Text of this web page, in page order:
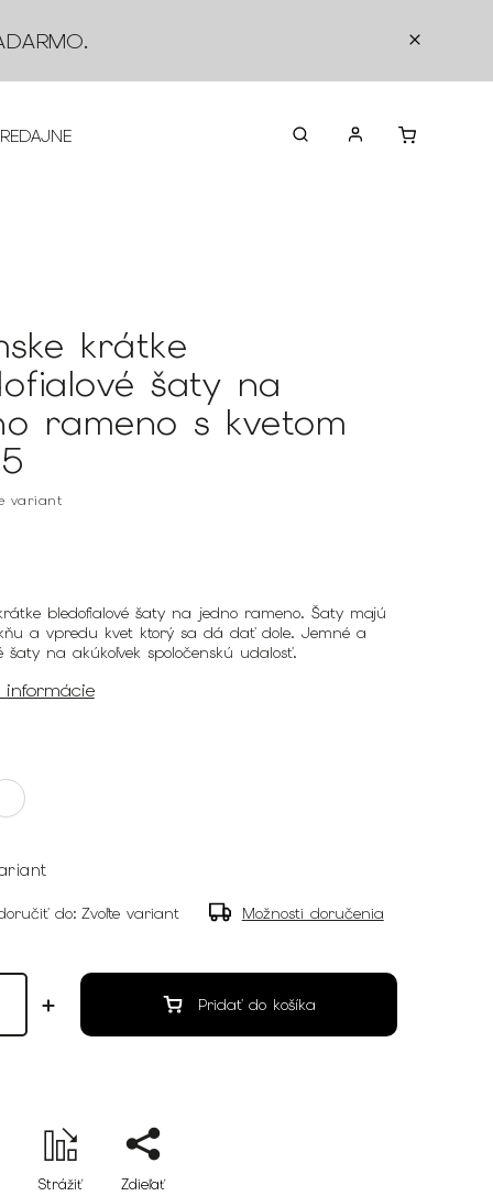
.
KONTAKTY
krátke
šaty na
rameno s kvetom
variant
bledofialové šaty na jedno rameno. Šaty majú
a vpredu kvet ktorý sa dá dať dole. Jemné a
šaty na akúkoľvek spoločenskú udalosť.
informácie
do: Zvoľte variant Možnosti doručenia
Pridať do košíka
Strážiť Zdieľať